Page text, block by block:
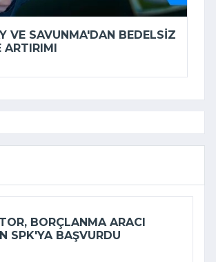
VE SAVUNMA'DAN BEDELSIZ
ARTIRIMI
BORÇLANMA ARACI
SPK'YA BAŞVURDU